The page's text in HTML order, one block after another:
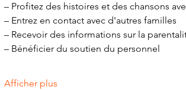
– Profitez des histoires et des chansons
– Entrez en contact avec d'autres familles
– Recevoir des informations sur la
– Bénéficier du soutien du personnel
Afficher plus